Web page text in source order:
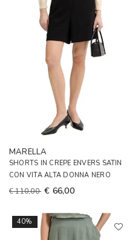
MARELLA
SHORTS IN CREPE ENVERS SATIN
CON VITA ALTA DONNA NERO
€ 110,00 € 66,00
40%